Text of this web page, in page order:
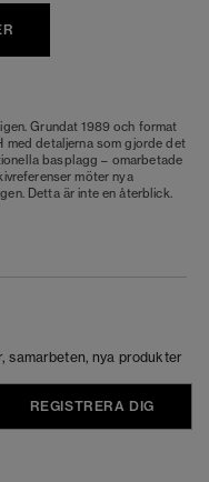
Grundat 1989 och format
med detaljerna som gjorde det
basplagg – omarbetade
möter nya
Detta är inte en återblick.
samarbeten, nya produkter
REGISTRERA DIG